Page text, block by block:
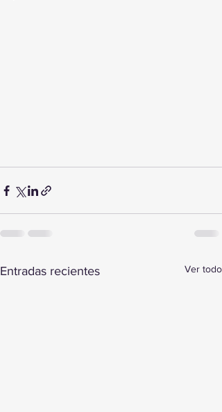
Entradas recientes Ver todo